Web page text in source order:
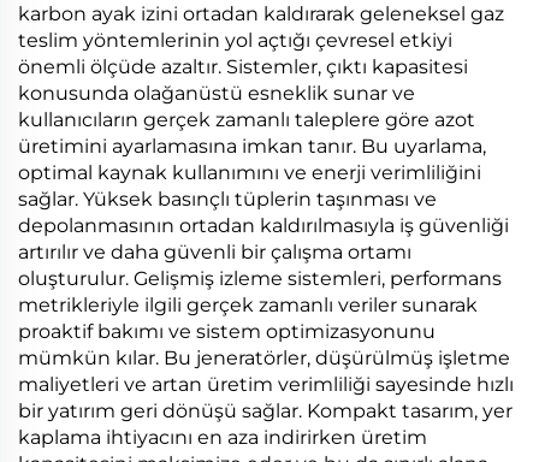
karbon ayak izini ortadan kaldırarak geleneksel gaz
teslim yöntemlerinin yol açtığı çevresel etkiyi
önemli ölçüde azaltır. Sistemler, çıktı kapasitesi
konusunda olağanüstü esneklik sunar ve
kullanıcıların gerçek zamanlı taleplere göre azot
üretimini ayarlamasına imkan tanır. Bu uyarlama,
optimal kaynak kullanımını ve enerji verimliliğini
sağlar. Yüksek basınçlı tüplerin taşınması ve
depolanmasının ortadan kaldırılmasıyla iş güvenliği
artırılır ve daha güvenli bir çalışma ortamı
oluşturulur. Gelişmiş izleme sistemleri, performans
metrikleriyle ilgili gerçek zamanlı veriler sunarak
proaktif bakımı ve sistem optimizasyonunu
mümkün kılar. Bu jeneratörler, düşürülmüş işletme
maliyetleri ve artan üretim verimliliği sayesinde hızlı
bir yatırım geri dönüşü sağlar. Kompakt tasarım, yer
kaplama ihtiyacını en aza indirirken üretim